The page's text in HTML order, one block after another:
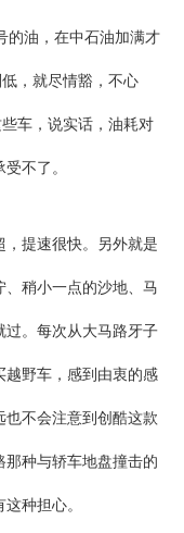
的油，在中石油加满才
，就尽情豁，不心
车，说实话，油耗对
不了。
提速很快。另外就是
、稍小一点的沙地、马
过。每次从大马路牙子
越野车，感到由衷的感
不会注意到创酷这款
种与轿车地盘撞击的
种担心。